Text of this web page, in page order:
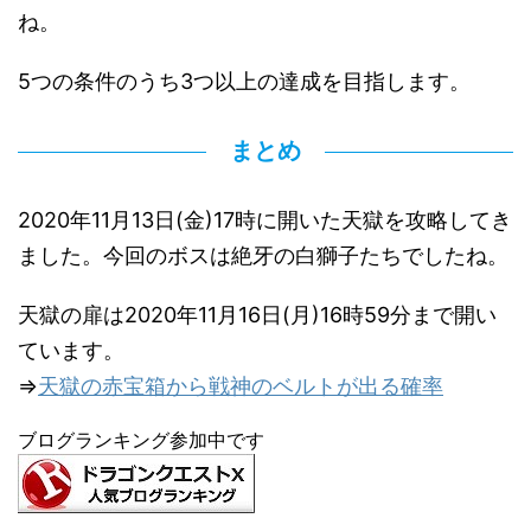
ね。
5つの条件のうち3つ以上の達成を目指します。
まとめ
2020年11月13日(金)17時に開いた天獄を攻略してき
ました。今回のボスは絶牙の白獅子たちでしたね。
天獄の扉は2020年11月16日(月)16時59分まで開い
ています。
⇒天獄の赤宝箱から戦神のベルトが出る確率
ブログランキング参加中です